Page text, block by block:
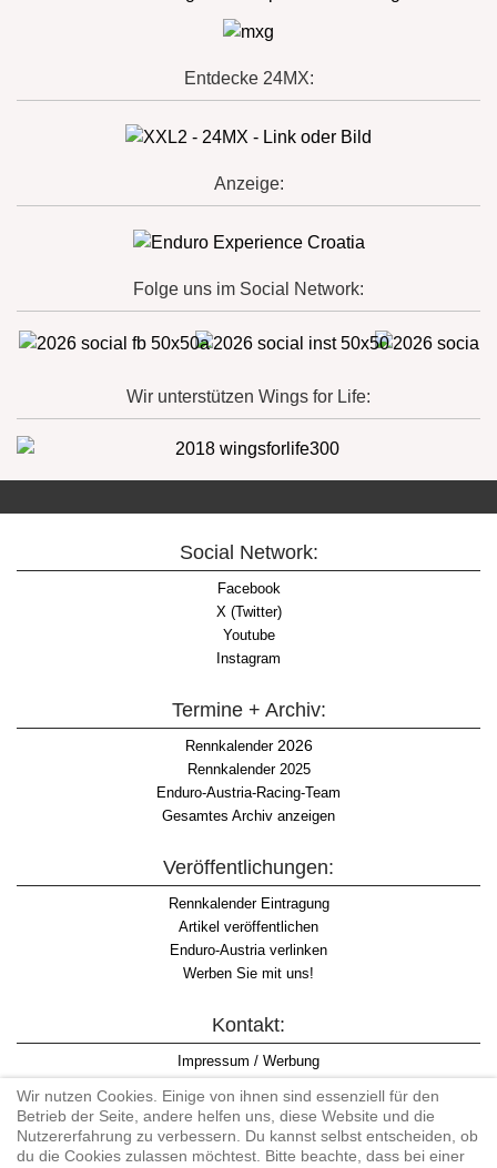
Entdecke 24MX:
Anzeige:
Folge uns im Social Network:
Wir unterstützen Wings for Life:
Social Network:
Facebook
X (Twitter)
Youtube
Instagram
Termine + Archiv:
Rennkalender2026
Rennkalender 2025
Enduro-Austria-Racing-Team
Gesamtes Archiv anzeigen
Veröffentlichungen:
Rennkalender Eintragung
Artikel veröffentlichen
Enduro-Austria verlinken
Werben Sie mit uns!
Kontakt:
Impressum / Werbung
Informationspflicht WKO
AGB
Wir nutzen Cookies. Einige von ihnen sind essenziell für den
Betrieb der Seite, andere helfen uns, diese Website und die
Nutzererfahrung zu verbessern. Du kannst selbst entscheiden, ob
du die Cookies zulassen möchtest. Bitte beachte, dass bei einer